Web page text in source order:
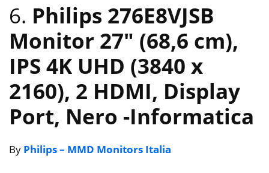
6. Philips 276E8VJSB
Monitor 27″ (68,6 cm),
IPS 4K UHD (3840 x
2160), 2 HDMI, Display
Port, Nero -Informatica
By Philips – MMD Monitors Italia